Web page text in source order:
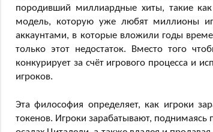
породивший миллиардные хиты, такие
модель, которую уже любят миллионы
аккаунтами, в которые вложили годы
только этот недостаток. Вместо того
конкурирует за счёт игрового процесса и
игроков.
Эта философия определяет, как игроки
токенов. Игроки зарабатывают, поднимаясь